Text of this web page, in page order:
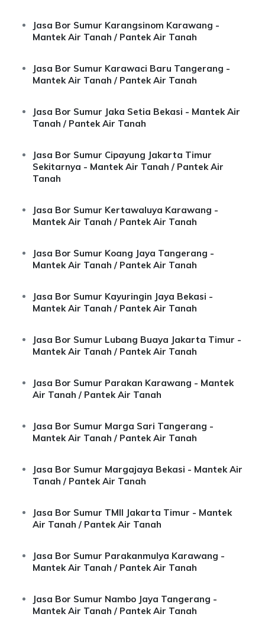
Jasa Bor Sumur Karangsinom Karawang -
Mantek Air Tanah / Pantek Air Tanah
Jasa Bor Sumur Karawaci Baru Tangerang -
Mantek Air Tanah / Pantek Air Tanah
Jasa Bor Sumur Jaka Setia Bekasi - Mantek Air
Tanah / Pantek Air Tanah
Jasa Bor Sumur Cipayung Jakarta Timur
Sekitarnya - Mantek Air Tanah / Pantek Air
Tanah
Jasa Bor Sumur Kertawaluya Karawang -
Mantek Air Tanah / Pantek Air Tanah
Jasa Bor Sumur Koang Jaya Tangerang -
Mantek Air Tanah / Pantek Air Tanah
Jasa Bor Sumur Kayuringin Jaya Bekasi -
Mantek Air Tanah / Pantek Air Tanah
Jasa Bor Sumur Lubang Buaya Jakarta Timur -
Mantek Air Tanah / Pantek Air Tanah
Jasa Bor Sumur Parakan Karawang - Mantek
Air Tanah / Pantek Air Tanah
Jasa Bor Sumur Marga Sari Tangerang -
Mantek Air Tanah / Pantek Air Tanah
Jasa Bor Sumur Margajaya Bekasi - Mantek Air
Tanah / Pantek Air Tanah
Jasa Bor Sumur TMII Jakarta Timur - Mantek
Air Tanah / Pantek Air Tanah
Jasa Bor Sumur Parakanmulya Karawang -
Mantek Air Tanah / Pantek Air Tanah
Jasa Bor Sumur Nambo Jaya Tangerang -
Mantek Air Tanah / Pantek Air Tanah